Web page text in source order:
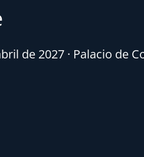
de 2027 · Palacio de